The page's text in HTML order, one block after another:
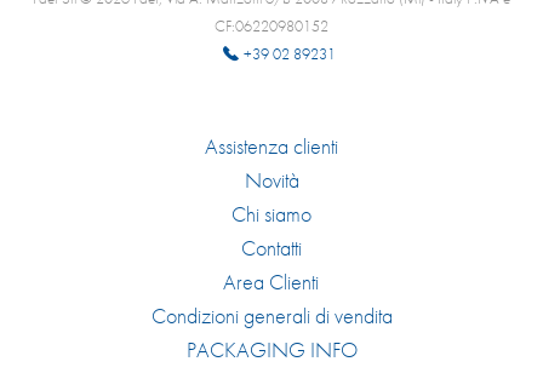
CF:06220980152
+39 02 89231
Assistenza clienti
Novità
Chi siamo
Contatti
Area Clienti
Condizioni generali di vendita
PACKAGING INFO